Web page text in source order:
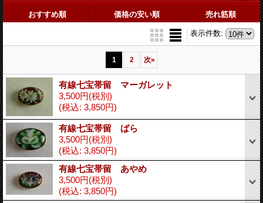
おすすめ順 価格の安い順 売れ筋順
表示件数:
1 2 次»
有線七宝帯留 マーガレット
3,500円(税別)
(税込: 3,850円)
有線七宝帯留 ばら
3,500円(税別)
(税込: 3,850円)
有線七宝帯留 あやめ
3,500円(税別)
(税込: 3,850円)